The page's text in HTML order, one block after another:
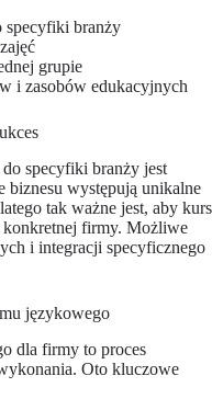
specyfiki branży
grupie
i zasobów edukacyjnych
specyfiki branży jest
biznesu występują unikalne
tak ważne jest, aby kurs
konkretnej firmy. Możliwe
i integracji specyficznego
językowego
dla firmy to proces
Oto kluczowe